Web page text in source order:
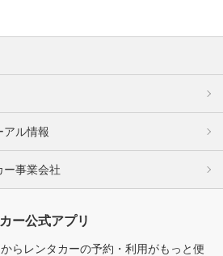
アル情報
ー事業会社
ー公式アプリ
らレンタカーの予約・利用がもっと便